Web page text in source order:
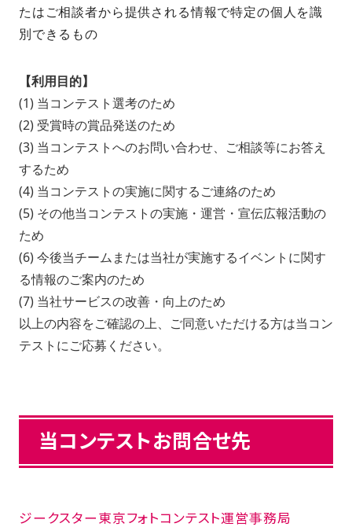
たはご相談者から提供される情報で特定の個人を識
別できるもの
【利用目的】
(1) 当コンテスト選考のため
(2) 受賞時の賞品発送のため
(3) 当コンテストへのお問い合わせ、ご相談等にお答え
するため
(4) 当コンテストの実施に関するご連絡のため
(5) その他当コンテストの実施・運営・宣伝広報活動の
ため
(6) 今後当チームまたは当社が実施するイベントに関す
る情報のご案内のため
(7) 当社サービスの改善・向上のため
以上の内容をご確認の上、ご同意いただける方は当コン
テストにご応募ください。
当コンテストお問合せ先
ジークスター東京フォトコンテスト運営事務局